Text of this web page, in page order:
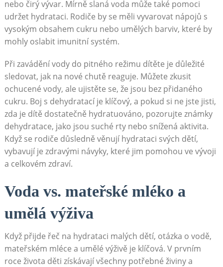
nebo čirý vývar. Mírně slaná voda může také pomoci
udržet hydrataci. Rodiče by se měli vyvarovat nápojů s
vysokým obsahem cukru nebo umělých barviv, které by
mohly oslabit imunitní systém.
Při zavádění vody do pitného režimu dítěte je důležité
sledovat, jak na nové chutě reaguje. Můžete zkusit
ochucené vody, ale ujistěte se, že jsou bez přidaného
cukru. Boj s dehydratací je klíčový, a pokud si ne jste jisti,
zda je dítě dostatečně hydratuováno, pozorujte známky
dehydratace, jako jsou suché rty nebo snížená aktivita.
Když se rodiče důsledně věnují hydrataci svých dětí,
vybavují je zdravými návyky, které jim pomohou ve vývoji
a celkovém zdraví.
Voda vs. mateřské mléko a
umělá výživa
Když přijde řeč na hydrataci malých dětí, otázka o vodě,
mateřském mléce a umělé výživě je klíčová. V prvním
roce života děti získávají všechny potřebné živiny a